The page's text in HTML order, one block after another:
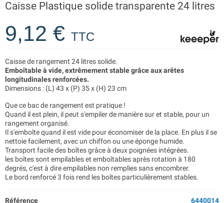
Caisse Plastique solide transparente 24 litres
9,12 € TTC
Caisse de rangement 24 litres solide.
Emboîtable à vide, extrêmement stable grâce aux arêtes
longitudinales renforcées.
Dimensions : (L) 43 x (P) 35 x (H) 23 cm
Que ce bac de rangement est pratique !
Quand il est plein, il peut s'empiler de manière sur et stable, pour un
rangement organisé.
Il s'emboîte quand il est vide pour économiser de la place. En plus il se
nettoie facilement, avec un chiffon ou une éponge humide.
Transport facile des boîtes grâce à deux poignées intégrées.
les boîtes sont empilables et emboîtables après rotation à 180
degrés, c'est à dire empilables non remplies sans encombrer.
Le bord renforcé 3 fois rend les boîtes particulièrement stables.
Référence 6440014